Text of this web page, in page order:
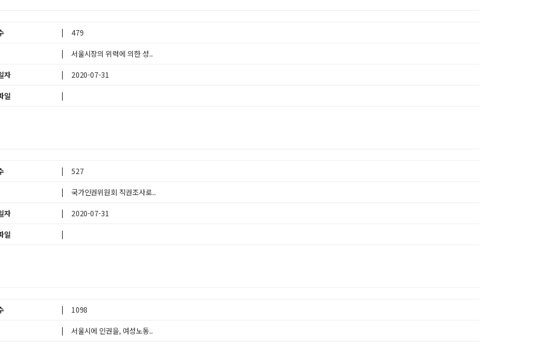
479
서울시장의 위력에 의한 성..
자 2020-07-31
일
527
국가인권위원회 직권조사로..
자 2020-07-31
일
1098
서울시에 인권을, 여성노동..